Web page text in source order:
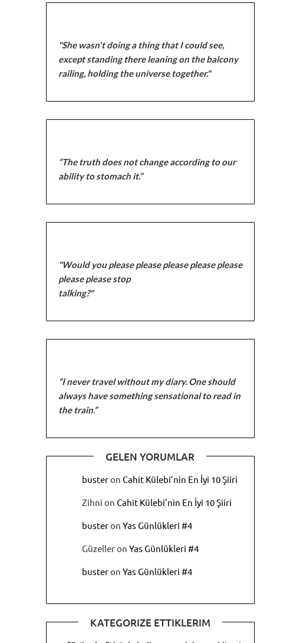
"She wasn't doing a thing that I could see,
except standing there leaning on the balcony
railing, holding the universe together."
“The truth does not change according to our
ability to stomach it.”
"Would you please please please please please
please please stop
talking?"
“I never travel without my diary. One should
always have something sensational to read in
the train.”
GELEN YORUMLAR
busteron Cahit Külebi’nin En İyi 10 Şiiri
Zihni on Cahit Külebi’nin En İyi 10 Şiiri
busteron Yas Günlükleri #4
Güzelleron Yas Günlükleri #4
busteron Yas Günlükleri #4
KATEGORIZE ETTIKLERIM